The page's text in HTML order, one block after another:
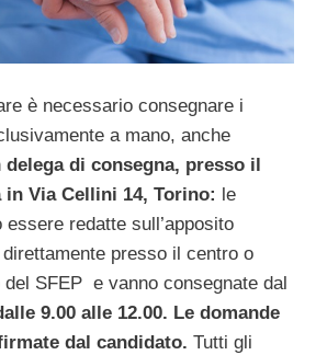
è necessario consegnare i
a mano, anche
delega di consegna, presso il
in Via Cellini 14, Torino: le
essere redatte sull’apposito
presso il centro o
SFEP e vanno consegnate dal
9.00 alle 12.00. Le domande
dal candidato. Tutti gli